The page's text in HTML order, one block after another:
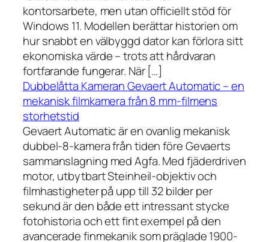
kontorsarbete, men utan officiellt stöd för
Windows 11. Modellen berättar historien om
hur snabbt en välbyggd dator kan förlora sitt
ekonomiska värde – trots att hårdvaran
fortfarande fungerar. När […]
Dubbelåtta Kameran Gevaert Automatic – en
mekanisk filmkamera från 8 mm-filmens
storhetstid
Gevaert Automatic är en ovanlig mekanisk
dubbel-8-kamera från tiden före Gevaerts
sammanslagning med Agfa. Med fjäderdriven
motor, utbytbart Steinheil-objektiv och
filmhastigheter på upp till 32 bilder per
sekund är den både ett intressant stycke
fotohistoria och ett fint exempel på den
avancerade finmekanik som präglade 1900-